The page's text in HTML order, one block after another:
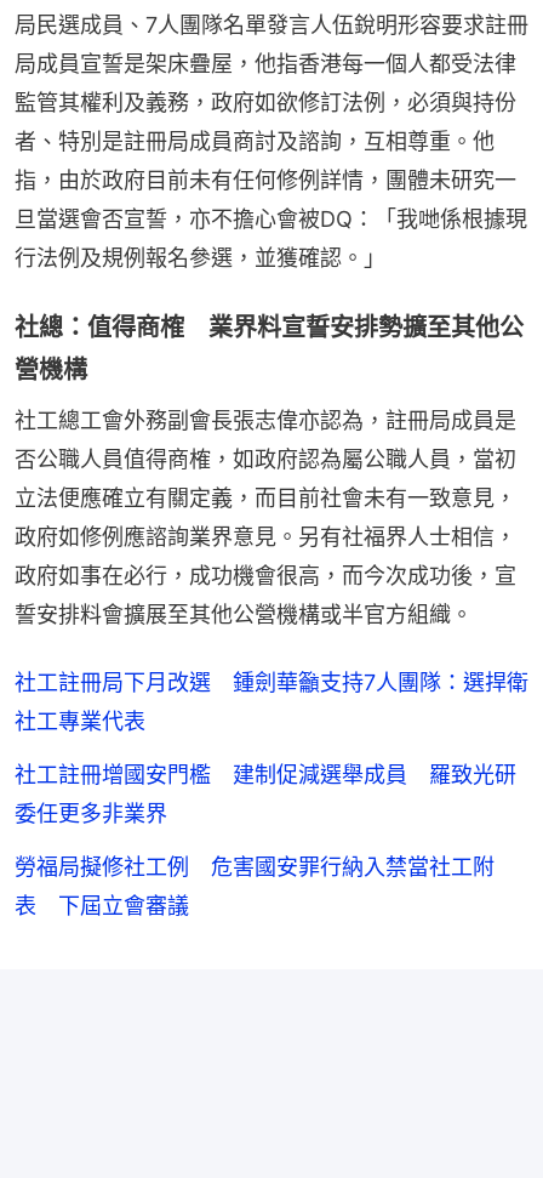
局民選成員、7人團隊名單發言人伍銳明形容要求註冊
局成員宣誓是架床疊屋，他指香港每一個人都受法律
監管其權利及義務，政府如欲修訂法例，必須與持份
者、特別是註冊局成員商討及諮詢，互相尊重。他
指，由於政府目前未有任何修例詳情，團體未研究一
旦當選會否宣誓，亦不擔心會被DQ：「我哋係根據現
行法例及規例報名參選，並獲確認。」
社總：值得商榷 業界料宣誓安排勢擴至其他公
營機構
社工總工會外務副會長張志偉亦認為，註冊局成員是
否公職人員值得商榷，如政府認為屬公職人員，當初
立法便應確立有關定義，而目前社會未有一致意見，
政府如修例應諮詢業界意見。另有社福界人士相信，
政府如事在必行，成功機會很高，而今次成功後，宣
誓安排料會擴展至其他公營機構或半官方組織。
社工註冊局下月改選 鍾劍華籲支持7人團隊：選捍衛
社工專業代表
社工註冊增國安門檻 建制促減選舉成員 羅致光研
委任更多非業界
勞福局擬修社工例 危害國安罪行納入禁當社工附
表 下屆立會審議